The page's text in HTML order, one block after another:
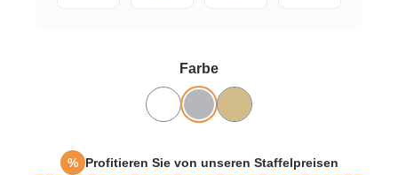
Farbeauswählen
% Profitieren Sie von unseren Staffelpreisen